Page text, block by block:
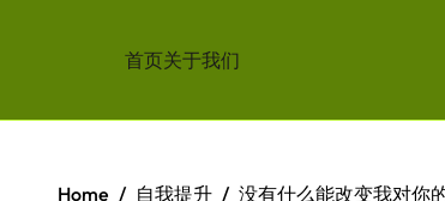
首页关于我们
contentHome 自我提升 没有什么能改变我对你